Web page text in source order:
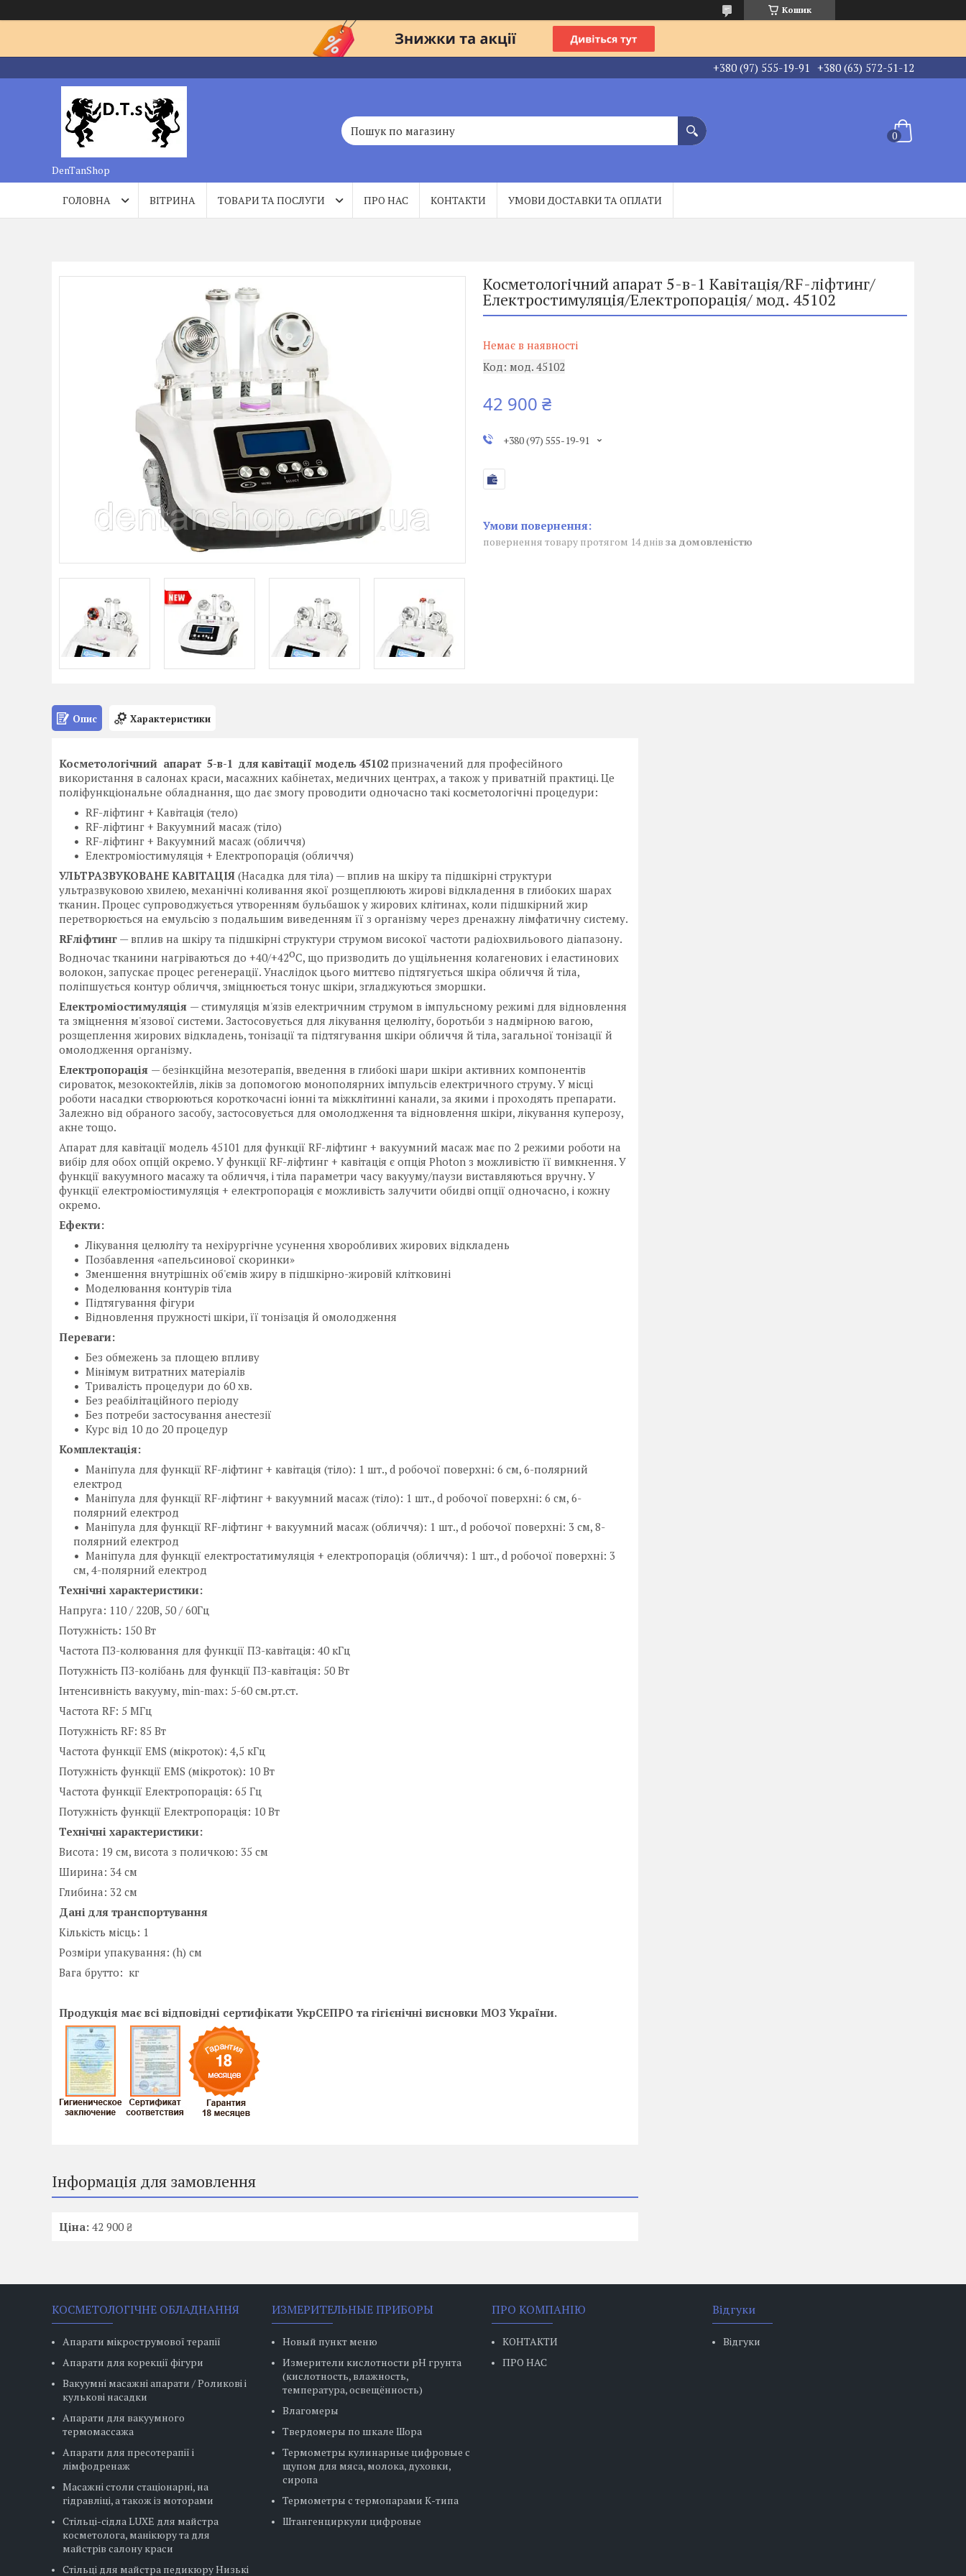
Кошик
+380 (97) 555-19-91 +380 (63) 572-51-12
DenTanShop
ГОЛОВНА ВІТРИНА ТОВАРИ ТА ПОСЛУГИ ПРО НАС КОНТАКТИ УМОВИ ДОСТАВКИ ТА ОПЛАТИ
Косметологічний апарат 5-в-1 Кавітація/RF-ліфтинг/
Електростимуляція/Електропорація/ мод. 45102
Немає в наявності
Код: мод. 45102
42 900 ₴
+380 (97) 555-19-91
повернення товару протягом 14 днів за домовленістю
Опис Характеристики
Косметологічний апарат 5-в-1 для кавітації модель 45102 призначений для професійного
використання в салонах краси, масажних кабінетах, медичних центрах, а також у приватній практиці. Це
поліфункціональне обладнання, що дає змогу проводити одночасно такі косметологічні процедури:
RF-ліфтинг + Кавітація (тело)
RF-ліфтинг + Вакуумний масаж (тіло)
RF-ліфтинг + Вакуумний масаж (обличчя)
Електроміостимуляція + Електропорація (обличчя)
УЛЬТРАЗВУКОВАНЕ КАВІТАЦІЯ (Насадка для тіла) — вплив на шкіру та підшкірні структури
ультразвуковою хвилею, механічні коливання якої розщеплюють жирові відкладення в глибоких шарах
тканин. Процес супроводжується утворенням бульбашок у жирових клітинах, коли підшкірний жир
перетворюється на емульсію з подальшим виведенням її з організму через дренажну лімфатичну систему.
RFліфтинг — вплив на шкіру та підшкірні структури струмом високої частоти радіохвильового діапазону.
Водночас тканини нагріваються до +40/+42оС, що призводить до ущільнення колагенових і еластинових
волокон, запускає процес регенерації. Унаслідок цього миттєво підтягується шкіра обличчя й тіла,
поліпшується контур обличчя, зміцнюється тонус шкіри, згладжуються зморшки.
Електроміостимуляція — стимуляція м'язів електричним струмом в імпульсному режимі для відновлення
та зміцнення м'язової системи. Застосовується для лікування целюліту, боротьби з надмірною вагою,
розщеплення жирових відкладень, тонізації та підтягування шкіри обличчя й тіла, загальної тонізації й
омолодження організму.
Електропорація — безінкційна мезотерапія, введення в глибокі шари шкіри активних компонентів
сироваток, мезококтейлів, ліків за допомогою монополярних імпульсів електричного струму. У місці
роботи насадки створюються короткочасні іонні та міжклітинні канали, за якими і проходять препарати.
Залежно від обраного засобу, застосовується для омолодження та відновлення шкіри, лікування куперозу,
акне тощо.
Апарат для кавітації модель 45101 для функції RF-ліфтинг + вакуумний масаж має по 2 режими роботи на
вибір для обох опцій окремо. У функції RF-ліфтинг + кавітація є опція Photon з можливістю її вимкнення. У
функції вакуумного масажу та обличчя, і тіла параметри часу вакууму/паузи виставляються вручну. У
функції електроміостимуляція + електропорація є можливість залучити обидві опції одночасно, і кожну
окремо.
Ефекти:
Лікування целюліту та нехірургічне усунення хворобливих жирових відкладень
Позбавлення «апельсинової скоринки»
Зменшення внутрішніх об'ємів жиру в підшкірно-жировій клітковині
Моделювання контурів тіла
Підтягування фігури
Відновлення пружності шкіри, її тонізація й омолодження
Переваги:
Без обмежень за площею впливу
Мінімум витратних матеріалів
Тривалість процедури до 60 хв.
Без реабілітаційного періоду
Без потреби застосування анестезії
Курс від 10 до 20 процедур
Комплектація:
Маніпула для функції RF-ліфтинг + кавітація (тіло): 1 шт., d робочої поверхні: 6 см, 6-полярний
електрод
Маніпула для функції RF-ліфтинг + вакуумний масаж (тіло): 1 шт., d робочої поверхні: 6 см, 6-
полярний електрод
Маніпула для функції RF-ліфтинг + вакуумний масаж (обличчя): 1 шт., d робочої поверхні: 3 см, 8-
полярний електрод
Маніпула для функції електростатимуляція + електропорація (обличчя): 1 шт., d робочої поверхні: 3
см, 4-полярний електрод
Технічні характеристики:
Напруга: 110 / 220В, 50 / 60Гц
Потужність: 150 Вт
Частота ПЗ-колювання для функції ПЗ-кавітація: 40 кГц
Потужність ПЗ-колібань для функції ПЗ-кавітація: 50 Вт
Інтенсивність вакууму, min-max: 5-60 см.рт.ст.
Частота RF: 5 МГц
Потужність RF: 85 Вт
Частота функції EMS (мікроток): 4,5 кГц
Потужність функції EMS (мікроток): 10 Вт
Частота функції Електропорація: 65 Гц
Потужність функції Електропорація: 10 Вт
Технічні характеристики:
Висота: 19 см, висота з поличкою: 35 см
Ширина: 34 см
Глибина: 32 см
Дані для транспортування
Кількість місць: 1
Розміри упакування: (h) см
Вага брутто: кг
Продукція має всі відповідні сертифікати УкрСЕПРО та гігієнічні висновки МОЗ України.
Інформація для замовлення
Ціна: 42 900 ₴
КОСМЕТОЛОГІЧНЕ ОБЛАДНАННЯ
Апарати мікрострумової терапії
Апарати для корекції фігури
Вакуумні масажні апарати / Роликові і
кулькові насадки
Апарати для вакуумного
термомассажа
Апарати для пресотерапії і
лімфодренаж
Масажні столи стаціонарні, на
гідравліці, а також із моторами
Стільці-сідла LUXE для майстра
косметолога, манікюру та для
майстрів салону краси
Стільці для майстра педикюру Низькі
ИЗМЕРИТЕЛЬНЫЕ ПРИБОРЫ
Новый пункт меню
Измерители кислотности pH грунта
(кислотность, влажность,
температура, освещённость)
Влагомеры
Твердомеры по шкале Шора
Термометры кулинарные цифровые с
щупом для мяса, молока, духовки,
сиропа
Термометры с термопарами К-типа
Штангенциркули цифровые
ПРО КОМПАНІЮ
КОНТАКТИ
ПРО НАС
Відгуки
Відгуки